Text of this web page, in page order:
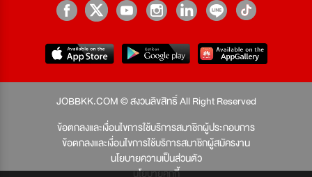
JOBBKK.COM © สงวนลิขสิทธิ์ All Right Reserved
ข้อตกลงและเงื่อนไขการใช้บริการสมาชิกผู้ประกอบการ
ข้อตกลงและเงื่อนไขการใช้บริการสมาชิกผู้สมัครงาน
นโยบายความเป็นส่วนตัว